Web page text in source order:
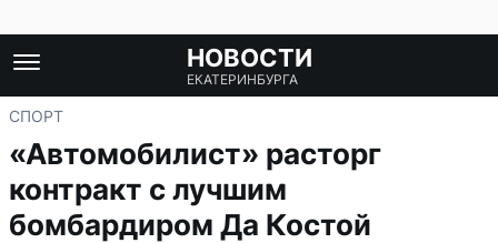
НОВОСТИ
ЕКАТЕРИНБУРГА
СПОРТ
«Автомобилист» расторг
контракт с лучшим
бомбардиром Да Костой